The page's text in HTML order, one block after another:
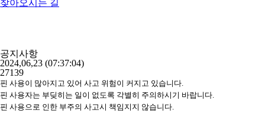
찾아오시는 길
공지사항
2024,06,23 (07:37:04)
27139
핀 사용이 많아지고 있어 사고 위험이 커지고 있습니다.
핀 사용자는 부딪히는 일이 없도록 각별히 주의하시기 바랍니다.
핀 사용으로 인한 부주의 사고시 책임지지 않습니다.